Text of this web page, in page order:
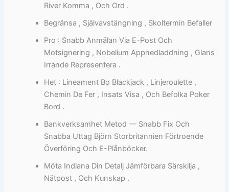
River Komma , Och Ord .
Begränsa , Självavstängning , Skoltermin Befaller
Pro : Snabb Anmälan Via E-Post Och
Motsignering , Nobelium Appnedladdning , Glans
Irrande Representera .
Het : Lineament Bo Blackjack , Linjeroulette ,
Chemin De Fer , Insats Visa , Och Befolka Poker
Bord .
Bankverksamhet Metod — Snabb Fix Och
Snabba Uttag Björn Storbritannien Förtroende
Överföring Och E-Plånböcker.
Möta Indiana Din Detalj Jämförbara Särskilja ,
Nätpost , Och Kunskap .